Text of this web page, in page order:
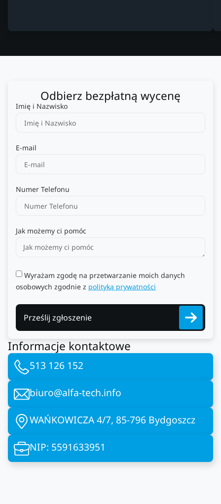
Odbierz bezpłatną wycenę
Imię i Nazwisko
E-mail
Numer Telefonu
Jak możemy ci pomóc
Wyrażam zgodę na przetwarzanie moich danych
osobowych zgodnie z polityką prywatności
Prześlij zgłoszenie
Informacje kontaktowe
513 126 152
biuro@alfa-tech.info
WAŃKOWICZA 4/7, 85-796 Bydgoszcz
NIP: 5591633951